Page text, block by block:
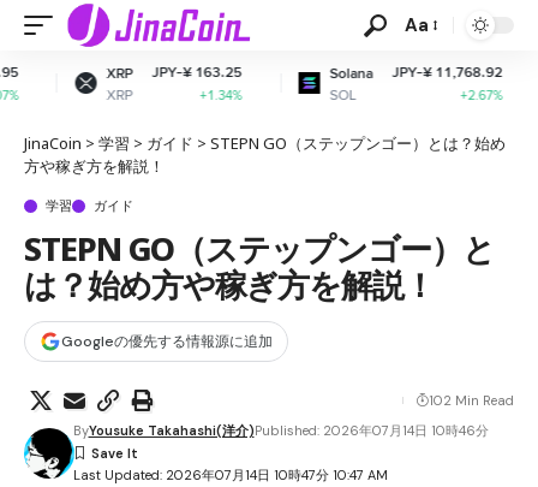
Aa
XRP
XRP
JPY-¥ 163.25
+1.34%
Solana
SOL
JPY-¥ 11,768.92
DOGE
JinaCoin > 学習 > ガイド > STEPN GO（ステップンゴー）とは？始め
方や稼ぎ方を解説！
学習 ガイド
STEPN GO（ステップンゴー）と
は？始め方や稼ぎ方を解説！
Googleの優先する情報源に追加
Last Updated: 2026年07月14日 10時47分 10:47 AM
ByYousuke Takahashi(洋介)Published: 2026年07月14日 10時46分
102 Min Read